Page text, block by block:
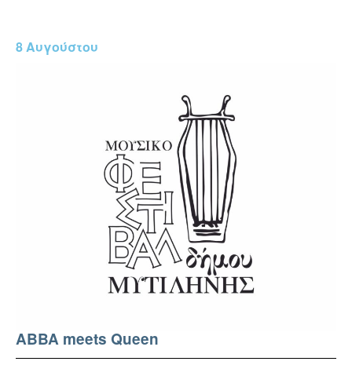
8 Αυγούστου
ABBA meets Queen